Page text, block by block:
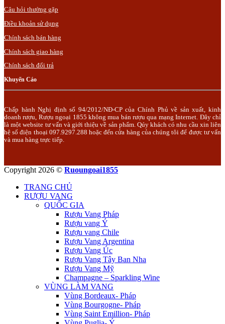
Câu hỏi thường gặp
Điều khoản sử dụng
Chính sách bán hàng
Chính sách giao hàng
Chính sách đổi trả
Khuyến Cáo
Chấp hành Nghị định số 94/2012/NĐ-CP của Chính Phủ về sản xuất, kinh
doanh rượu, Rượu ngoại 1855 không mua bán rượu qua mạng Internet. Đây chỉ
là một website tư vấn và giới thiệu về sản phẩm. Qúy khách có nhu cầu xin liên
hệ số điện thoại 097.9297.288 hoặc đến cửa hàng của chúng tôi để được tư vấn
và mua hàng trực tiếp.
Copyright 2026 © Ruoungoai1855
TRANG CHỦ
RƯỢU VANG
QUỐC GIA
Rượu Vang Pháp
Rượu vang Ý
Rượu vang Chile
Rượu Vang Argentina
Rượu Vang Úc
Rượu Vang Tây Ban Nha
Rượu Vang Mỹ
Champagne – Sparkling Wine
VÙNG LÀM VANG
Vùng Bordeaux- Pháp
Vùng Bourgogne- Pháp
Vùng Saint Emillion- Pháp